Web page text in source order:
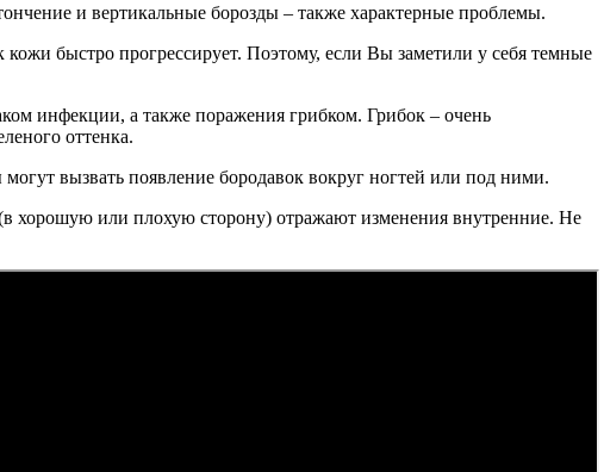
и вертикальные борозды – также характерные проблемы.
быстро прогрессирует. Поэтому, если Вы заметили у себя темные
инфекции, а также поражения грибком. Грибок – очень
оттенка.
вызвать появление бородавок вокруг ногтей или под ними.
хорошую или плохую сторону) отражают изменения внутренние. Не